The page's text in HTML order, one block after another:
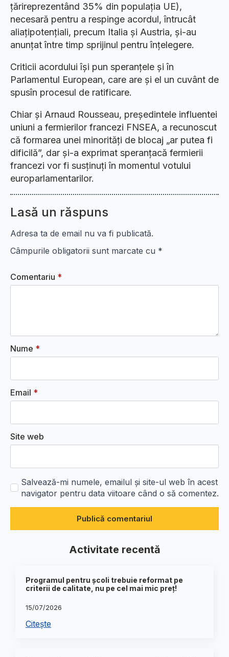
țărireprezentând 35% din populația UE),
necesară pentru a respinge acordul, întrucât
aliațipotențiali, precum Italia și Austria, și-au
anunțat între timp sprijinul pentru înțelegere.
Criticii acordului își pun speranțele și în
Parlamentul European, care are și el un cuvânt de
spusîn procesul de ratificare.
Chiar și Arnaud Rousseau, președintele influentei
uniuni a fermierilor francezi FNSEA, a recunoscut
că formarea unei minorități de blocaj „ar putea fi
dificilă”, dar și-a exprimat speranțacă fermierii
francezi vor fi susținuți în momentul votului
europarlamentarilor.
Lasă un răspuns
Adresa ta de email nu va fi publicată.
Câmpurile obligatorii sunt marcate cu *
Comentariu *
Nume *
Email *
Site web
Salvează-mi numele, emailul și site-ul web în acest
navigator pentru data viitoare când o să comentez.
Activitate recentă
Programul pentru școli trebuie reformat pe
criterii de calitate, nu pe cel mai mic preț!
15/07/2026
Citește